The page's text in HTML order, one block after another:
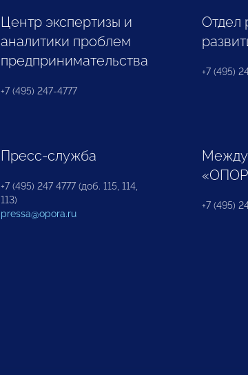
Центр экспертизы и
аналитики проблем
предпринимательства
+7 (495) 247-4777
Отдел
+7 (495)
Пресс-служба
+7 (495) 247 4777 (доб. 115, 114,
113)
pressa@opora.ru
+7 (495)